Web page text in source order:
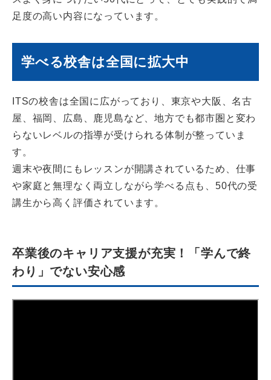
足度の高い内容になっています。
学べる校舎は全国に拡大中
ITSの校舎は全国に広がっており、東京や大阪、名古
屋、福岡、広島、鹿児島など、地方でも都市圏と変わ
らないレベルの指導が受けられる体制が整っていま
す。
週末や夜間にもレッスンが開講されているため、仕事
や家庭と無理なく両立しながら学べる点も、50代の受
講生から高く評価されています。
卒業後のキャリア支援が充実！「学んで終
わり」でない安心感